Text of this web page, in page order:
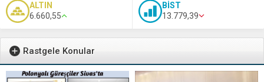
ALTIN
6.660,55
BİST
13.779,39
Rastgele Konular